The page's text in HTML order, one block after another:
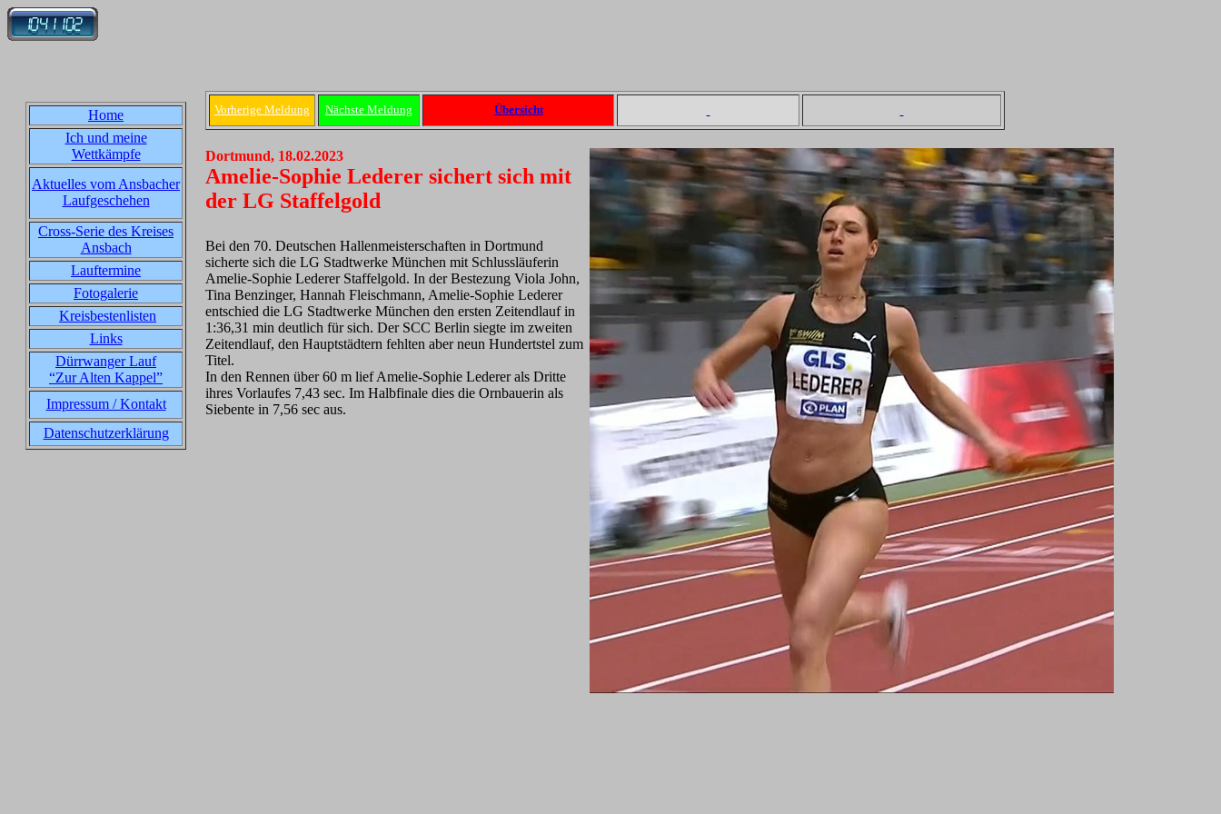
Home
Ich und meine
Wettkämpfe
Aktuelles vom Ansbacher
Laufgeschehen
Cross-Serie des Kreises
Ansbach
Lauftermine
Fotogalerie
Kreisbestenlisten
Links
Dürrwanger Lauf
“Zur Alten Kappel”
Impressum / Kontakt
Datenschutzerklärung
Vorherige Meldung Nächste Meldung Übersicht
Dortmund, 18.02.2023
Amelie-Sophie Lederer sichert sich mit
der LG Staffelgold
Bei den 70. Deutschen Hallenmeisterschaften in Dortmund
sicherte sich die LG Stadtwerke München mit Schlussläuferin
Amelie-Sophie Lederer Staffelgold. In der Bestezung Viola John,
Tina Benzinger, Hannah Fleischmann, Amelie-Sophie Lederer
entschied die LG Stadtwerke München den ersten Zeitendlauf in
1:36,31 min deutlich für sich. Der SCC Berlin siegte im zweiten
Zeitendlauf, den Hauptstädtern fehlten aber neun Hundertstel zum
Titel.
In den Rennen über 60 m lief Amelie-Sophie Lederer als Dritte
ihres Vorlaufes 7,43 sec. Im Halbfinale dies die Ornbauerin als
Siebente in 7,56 sec aus.